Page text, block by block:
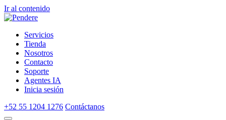
Ir al contenido
Servicios
Tienda
Nosotros
Contacto
Soporte
Agentes IA
Inicia sesión
+52 55 1204 1276 Contáctanos